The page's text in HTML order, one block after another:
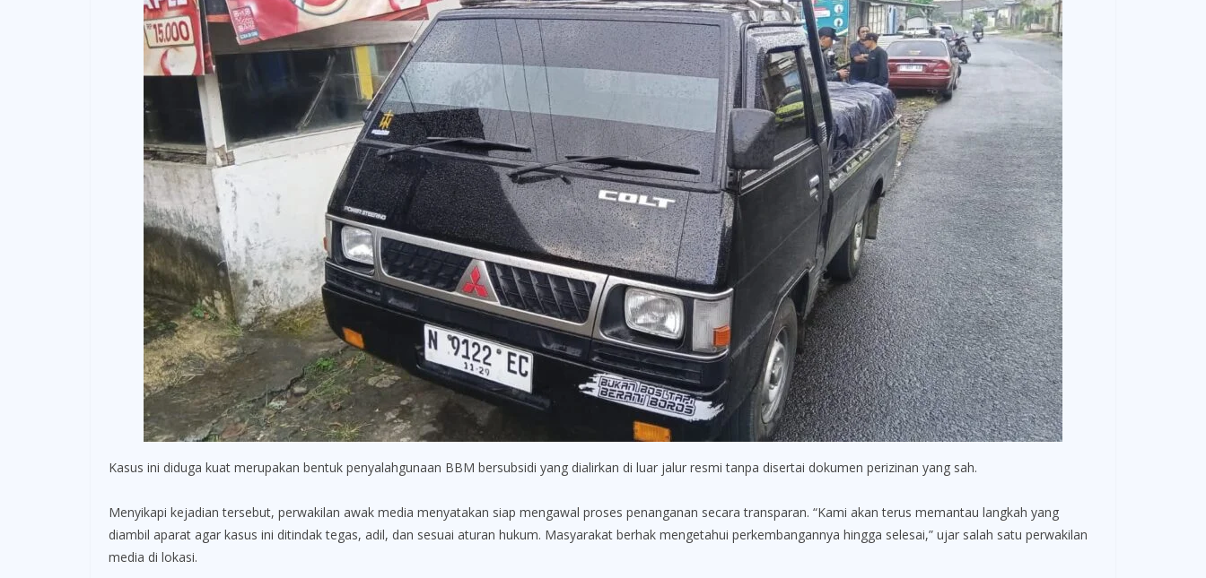
Kasus ini diduga kuat merupakan bentuk penyalahgunaan BBM bersubsidi yang dialirkan di luar jalur resmi tanpa disertai dokumen perizinan yang sah.
Menyikapi kejadian tersebut, perwakilan awak media menyatakan siap mengawal proses penanganan secara transparan. “Kami akan terus memantau langkah yang
diambil aparat agar kasus ini ditindak tegas, adil, dan sesuai aturan hukum. Masyarakat berhak mengetahui perkembangannya hingga selesai,” ujar salah satu perwakilan
media di lokasi.